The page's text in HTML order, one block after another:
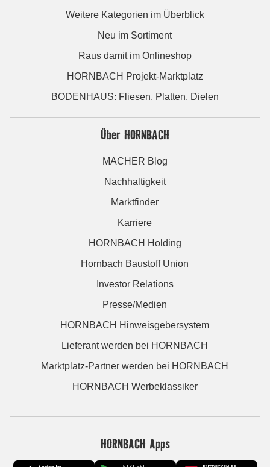
Weitere Kategorien im Überblick
Neu im Sortiment
Raus damit im Onlineshop
HORNBACH Projekt-Marktplatz
BODENHAUS: Fliesen. Platten. Dielen
Über HORNBACH
MACHER Blog
Nachhaltigkeit
Marktfinder
Karriere
HORNBACH Holding
Hornbach Baustoff Union
Investor Relations
Presse/Medien
HORNBACH Hinweisgebersystem
Lieferant werden bei HORNBACH
Marktplatz-Partner werden bei HORNBACH
HORNBACH Werbeklassiker
HORNBACH Apps